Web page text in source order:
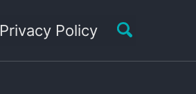
Privacy Policy Toggle